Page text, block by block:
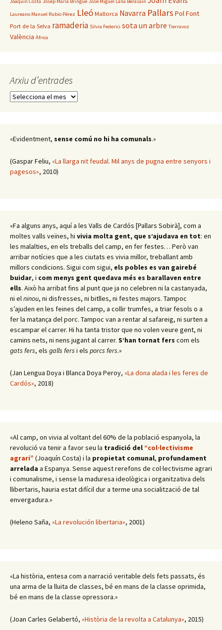
Laureano Manuel Rubio Pérez Lleó Mallorca Navarra Pallars Pol Font
Port de la Selva ramaderia Silvia Federici sota un arbre Tierravoz
València Àfrica
Arxiu d’entrades
Arxiu
«Evidentment, sense comú no hi ha comunals.»
(Gaspar Feliu, «La llarga nit feudal. Mil anys de pugna entre senyors i
pagesos», 2010)
«Fa alguns anys, aquí a les Valls de Cardós [Pallars Sobirà], com a
moltes valls veïnes, hi vivia molta gent, que s’ajudava en tot: en
les malalties, en els treballs del camp, en fer festes… Però van
arribar notícies que a les ciutats es vivia millor, treballant amb
millors condicions. Sigui com sigui, els pobles es van gairebé
buidar, i com menys gent quedava més es barallaven entre
ells. Això ha arribat fins al punt que ja no celebren ni la castanyada,
ni el ninou, ni disfresses, ni bitlles, ni festes majors. Tampoc
s’ajuden en les feines del camp, a collir trumfes, a triar fesols o a
fer la matança del porc. Tampoc van a rentar al safareig, ni surten a
escampar el carrer. Hi ha tanta tristor que no volen veure gent, ni
camins nets, ni nens jugant al carrer. S’han tornat fers com els
gats fers, els galls fers i els porcs fers.»
(Jan Lengua Doya i Blanca Doya Peroy, «La dona alada i les feres de
Cardós», 2018)
«Al camp, on vivia al voltant del 60% de la població espanyola, la
revolució va tenir a favor seu la tradició del “col·lectivisme
agrari” (Joaquín Costa) i la propietat comunal, profundament
arrelada a Espanya. Sense aquest rerefons de col·lectivisme agrari
i comunalisme, i sense la maduresa ideològica i organitzativa dels
llibertaris, hauria estat difícil dur a terme una socialització de tal
envergadura.»
(Heleno Saña, «La revolución libertaria», 2001)
«La història, entesa com a narració veritable dels fets passats, és
una arma de la lluita de classes, bé en mans de la classe oprimida,
bé en mans de la classe opressora.»
(Joan Carles Gelabertó, «Història de la revolta a Catalunya», 2015)